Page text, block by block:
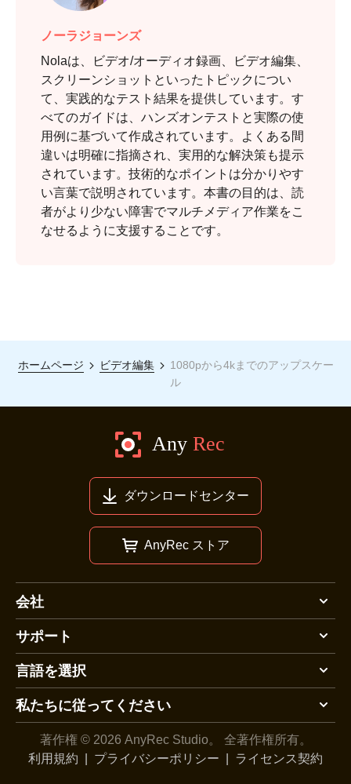
ノーラジョーンズ
Nolaは、ビデオ/オーディオ録画、ビデオ編集、
スクリーンショットといったトピックについ
て、実践的なテスト結果を提供しています。す
べてのガイドは、ハンズオンテストと実際の使
用例に基づいて作成されています。よくある間
違いは明確に指摘され、実用的な解決策も提示
されています。技術的なポイントは分かりやす
い言葉で説明されています。本書の目的は、読
者がより少ない障害でマルチメディア作業をこ
なせるように支援することです。
ホームページ ビデオ編集
1080pから4kまでのアップスケー
ル
ダウンロードセンター
AnyRec ストア
会社
サポート
言語を選択
私たちに従ってください
著作権 © 2026 AnyRec Studio。
全著作権所有。
利用規約
プライバシーポリシー ライセンス契約